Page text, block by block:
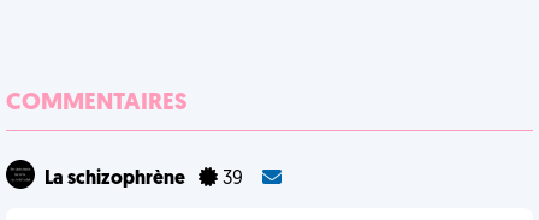
COMMENTAIRES
La schizophrène 39